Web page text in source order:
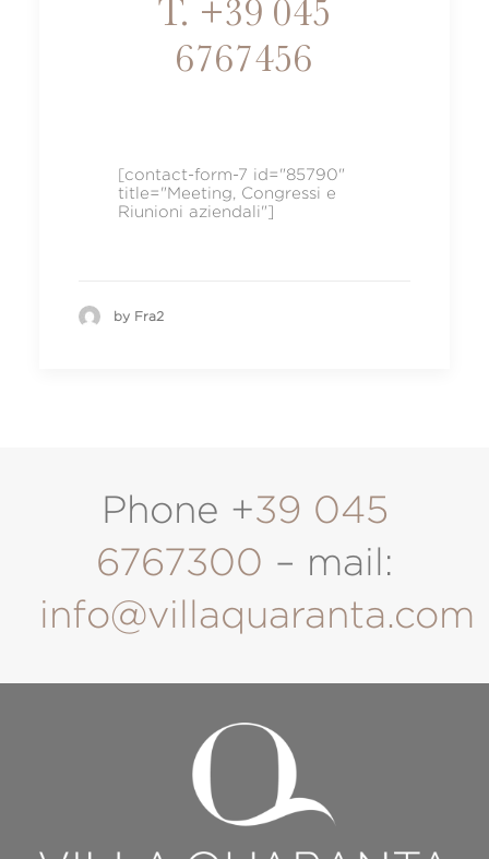
T. +39 045
6767456
[contact-form-7 id="85790"
title="Meeting, Congressi e
Riunioni aziendali"]
by Fra2
Phone +39 045
6767300 – mail:
info@villaquaranta.com